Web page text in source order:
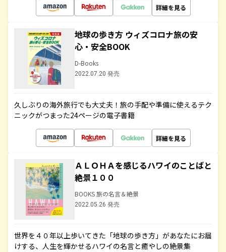
詳細を見る
地球の歩き方 ウィズコロナ旅の安
心・安全BOOK
D-Books
2022.07.20 発売
久しぶりの海外旅行でも大丈夫！旅の手配や準備に使えるテク
ニックがつまった24ページの電子書籍
詳細を見る
ＡＬＯＨＡを感じるハワイのことばと
絶景１００
BOOKS 旅の名言＆絶景
2022.05.26 発売
世界を４０年以上歩いてきた「地球の歩き方」があなたにお届
けする、人生を輝かせるハワイの名言と癒やしの絶景集